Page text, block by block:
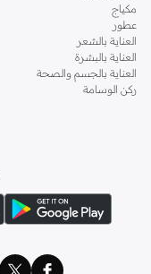
مكياج
عطور
العناية بالشعر
العناية بالبشرة
العناية بالجسم والصحة
ركن الوسامة